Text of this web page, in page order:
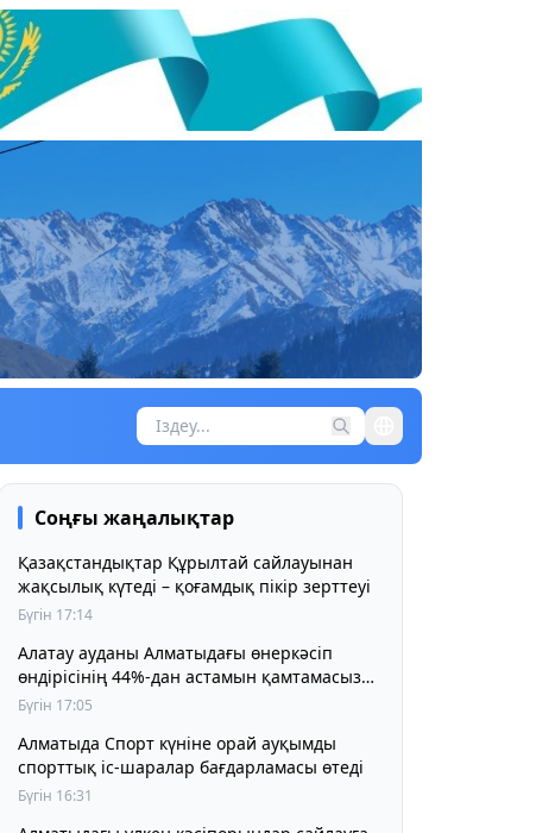
Соңғы жаңалықтар
Қазақстандықтар Құрылтай сайлауынан
жақсылық күтеді – қоғамдық пікір зерттеуі
Бүгін 17:14
Алатау ауданы Алматыдағы өнеркәсіп
өндірісінің 44%-дан астамын қамтамасыз
етіп отыр
Бүгін 17:05
Алматыда Спорт күніне орай ауқымды
спорттық іс-шаралар бағдарламасы өтеді
Бүгін 16:31